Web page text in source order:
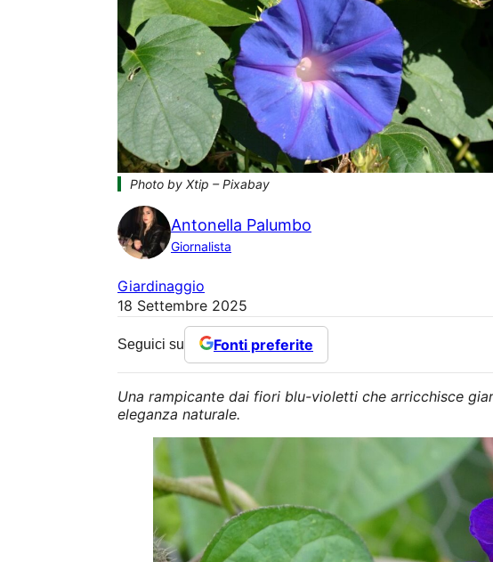
Photo by Xtip – Pixabay
Antonella Palumbo
Giornalista
Giardinaggio
18 Settembre 2025
Seguici su Fonti preferite
Una rampicante dai fiori blu-violetti che arricchisce
eleganza naturale.